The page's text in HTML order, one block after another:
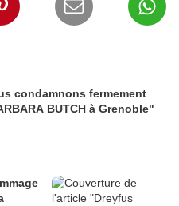
condamnons fermement
BUTCH à Grenoble"